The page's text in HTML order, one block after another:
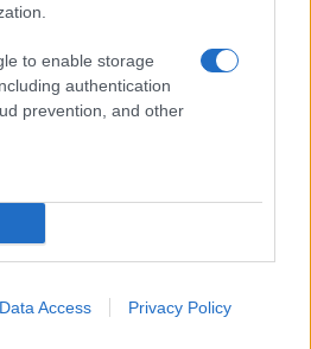
to enable storage
authentication
prevention, and other
Data Access Privacy Policy
la fine di un lungo dolore: storia e
strada che segnò la Gallura
di Berchidda, rischio per